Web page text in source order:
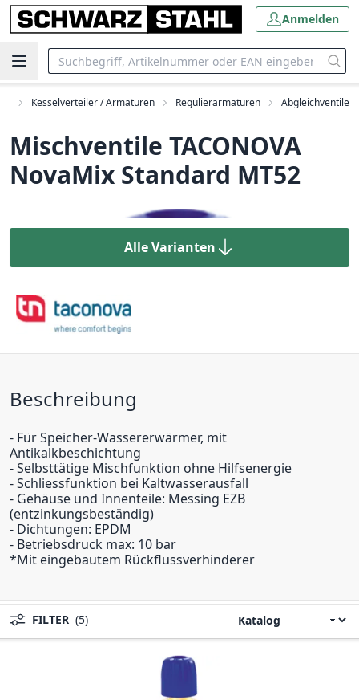
Anmelden
Kesselverteiler / Armaturen Regulierarmaturen Abgleichventile
Mischventile TACONOVA
NovaMix Standard MT52
Alle Varianten
Beschreibung
- Für Speicher-Wassererwärmer, mit
Antikalkbeschichtung
- Selbsttätige Mischfunktion ohne Hilfsenergie
- Schliessfunktion bei Kaltwasserausfall
- Gehäuse und Innenteile: Messing EZB
(entzinkungsbeständig)
- Dichtungen: EPDM
- Betriebsdruck max: 10 bar
*Mit eingebautem Rückflussverhinderer
FILTER (5)